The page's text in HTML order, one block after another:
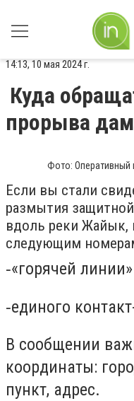
14:13, 10 мая 2024 г.
Куда
прорыва
Фото: Оперативный
Если вы стали
размытия
вдоль реки Жайык,
следующим
⁃«горячей
⁃единого
В сообщении
координаты:
пункт, адрес.